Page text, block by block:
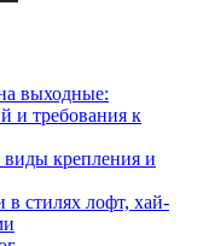
выходные:
и требования к
крепления и
стилях лофт, хай-